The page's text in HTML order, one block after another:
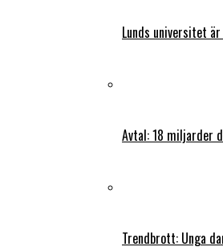
Lunds universitet
Avtal: 18 miljarder
Trendbrott: Unga